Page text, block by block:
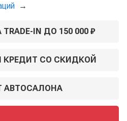
→
IN ДО 150 000 ₽
СО СКИДКОЙ
АВТОСАЛОНА